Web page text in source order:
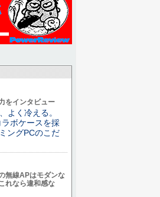
をインタビュー
よく冷える。
ボケースを採
ングPCのこだ
無線APはモダンな
れなら違和感な